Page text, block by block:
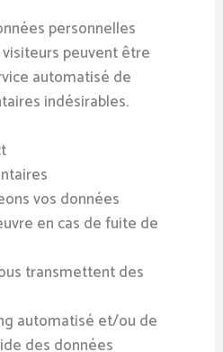
personnelles
peuvent être
automatisé de
indésirables.
vos données
en cas de fuite de
transmettent des
automatisé et/ou de
des données